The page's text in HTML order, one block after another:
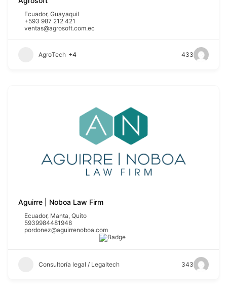
Ecuador, Guayaquil
+593 987 212 421
ventas@agrosoft.com.ec
AgroTech +4 433
Aguirre | Noboa Law Firm
Ecuador, Manta, Quito
5939984481948
pordonez@aguirrenoboa.com
Consultoría legal / Legaltech 343